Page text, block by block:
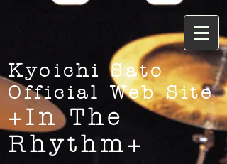
Kyoichi Sato
Official Web Site
+In The
Rhythm+